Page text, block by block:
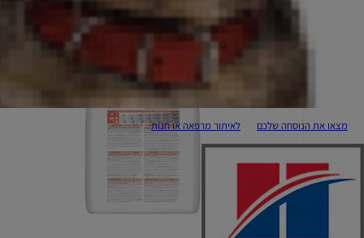
מצאו את הנוסחה שלכם לאיתור מרפאה או חנות